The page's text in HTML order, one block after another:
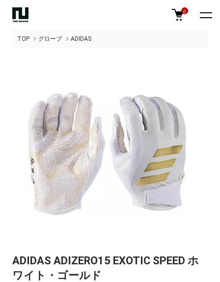
0
TOP グローブ ADIDAS
ADIDAS ADIZERO15 EXOTIC SPEED ホ
ワイト・ゴールド